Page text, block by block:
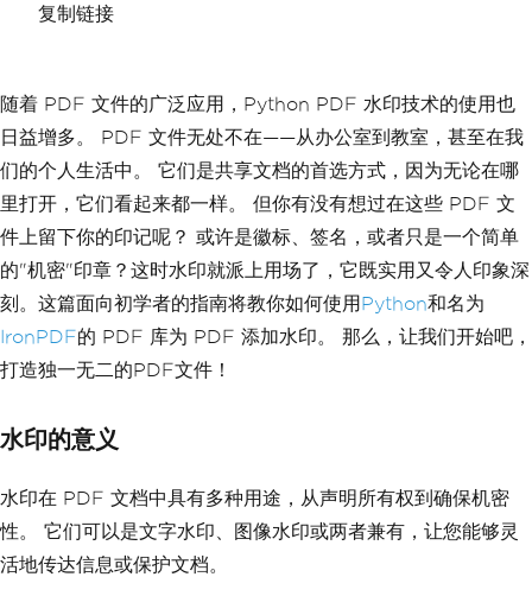
复制链接
随着 PDF 文件的广泛应用，Python PDF 水印技术的使用也
日益增多。 PDF 文件无处不在——从办公室到教室，甚至在我
们的个人生活中。 它们是共享文档的首选方式，因为无论在哪
里打开，它们看起来都一样。 但你有没有想过在这些 PDF 文
件上留下你的印记呢？ 或许是徽标、签名，或者只是一个简单
的"机密"印章？这时水印就派上用场了，它既实用又令人印象深
刻。这篇面向初学者的指南将教你如何使用 Python和名为
IronPDF的 PDF 库为 PDF 添加水印。 那么，让我们开始吧，
打造独一无二的PDF文件！
水印的意义
水印在 PDF 文档中具有多种用途，从声明所有权到确保机密
性。 它们可以是文字水印、图像水印或两者兼有，让您能够灵
活地传达信息或保护文档。